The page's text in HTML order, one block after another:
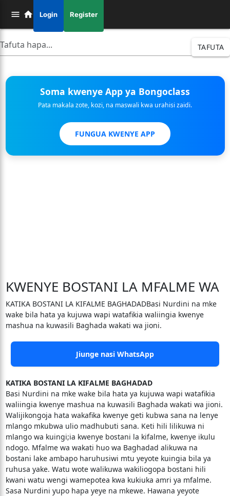
Login Register
TAFUTA
Soma kwenye App ya Bongoclass
Pata makala zote, kozi, na maswali kwa urahisi zaidi.
FUNGUA KWENYE APP
KWENYE BOSTANI LA MFALME WA
KATIKA BOSTANI LA KIFALME BAGHADADBasi Nurdini na mke
wake bila hata ya kujuwa wapi watafikia waliingia kwenye
mashua na kuwasili Baghada wakati wa jioni.
Jiunge nasi WhatsApp
KATIKA BOSTANI LA KIFALME BAGHADAD
Basi Nurdini na mke wake bila hata ya kujuwa wapi watafikia
waliingia kwenye mashua na kuwasili Baghada wakati wa jioni.
Walijikongoja hata wakafika kwenye geti kubwa sana na lenye
mlango mkubwa ulio madhubuti sana. Keti hili lilikuwa ni
mlango wa kuingi;ia kwenye bostani la kifalme, kwenye ikulu
ndogo. Mfalme wa wakati huo wa Baghadad alikuwa na
bostani lake ambapo haruhusiwi mtu yeyote kuingia bila ya
ruhusa yake. Watu wote walikuwa wakiliogopa bostani hili
kwani watu wengi wamepotea kwa kukiuka amri ya mfalme.
Sasa Nurdini yupo hapa yeye na mkewe. Hawana yeyote